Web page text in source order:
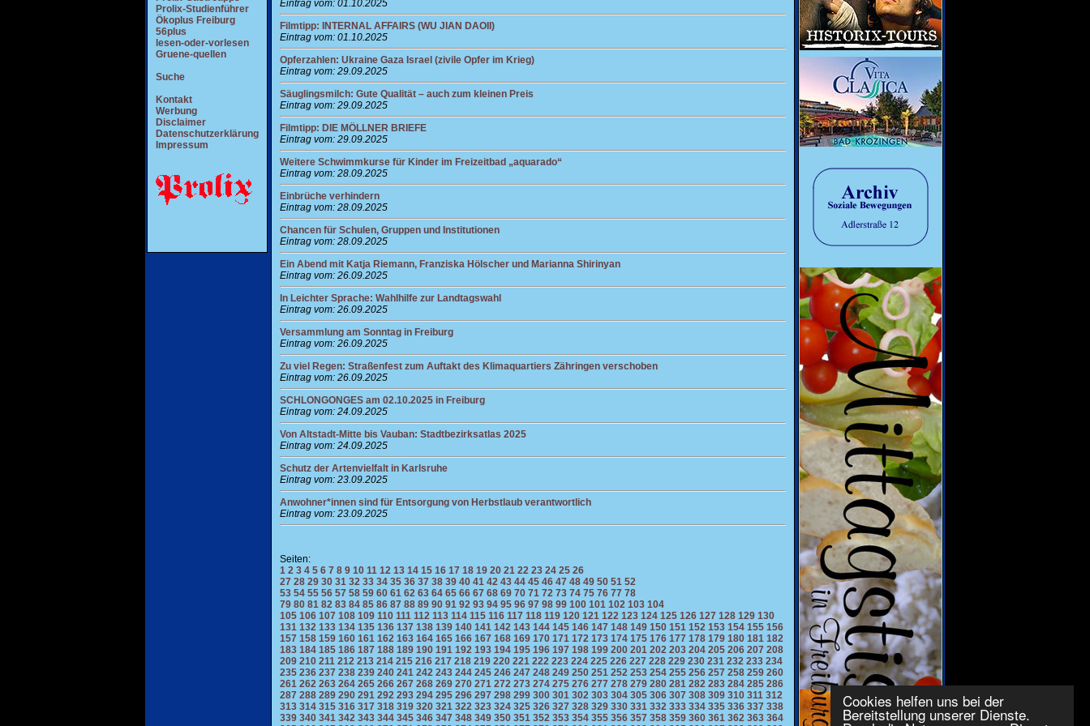
Cookies helfen uns bei der
Bereitstellung unserer Dienste.
Prolix-Studienführer
Ökoplus Freiburg
56plus
lesen-oder-vorlesen
Gruene-quellen
Suche
Kontakt
Werbung
Disclaimer
Datenschutzerklärung
Impressum
Eintrag vom: 01.10.2025
Filmtipp: INTERNAL AFFAIRS (WU JIAN DAOII)
Eintrag vom: 01.10.2025
Opferzahlen: Ukraine Gaza Israel (zivile Opfer im Krieg)
Eintrag vom: 29.09.2025
Säuglingsmilch: Gute Qualität – auch zum kleinen Preis
Eintrag vom: 29.09.2025
Filmtipp: DIE MÖLLNER BRIEFE
Eintrag vom: 29.09.2025
Weitere Schwimmkurse für Kinder im Freizeitbad „aquarado“
Eintrag vom: 28.09.2025
Einbrüche verhindern
Eintrag vom: 28.09.2025
Chancen für Schulen, Gruppen und Institutionen
Eintrag vom: 28.09.2025
Ein Abend mit Katja Riemann, Franziska Hölscher und Marianna Shirinyan
Eintrag vom: 26.09.2025
In Leichter Sprache: Wahlhilfe zur Landtagswahl
Eintrag vom: 26.09.2025
Versammlung am Sonntag in Freiburg
Eintrag vom: 26.09.2025
Zu viel Regen: Straßenfest zum Auftakt des Klimaquartiers Zähringen verschoben
Eintrag vom: 26.09.2025
SCHLONGONGES am 02.10.2025 in Freiburg
Eintrag vom: 24.09.2025
Von Altstadt-Mitte bis Vauban: Stadtbezirksatlas 2025
Eintrag vom: 24.09.2025
Schutz der Artenvielfalt in Karlsruhe
Eintrag vom: 23.09.2025
Anwohner*innen sind für Entsorgung von Herbstlaub verantwortlich
Eintrag vom: 23.09.2025
Seiten:
1 2 3 4 5 6 7 8 9 10 11 12 13 14 15 16 17 18 19 20 21 22 23 24 25 26
27 28 29 30 31 32 33 34 35 36 37 38 39 40 41 42 43 44 45 46 47 48 49 50 51 52
53 54 55 56 57 58 59 60 61 62 63 64 65 66 67 68 69 70 71 72 73 74 75 76 77 78
79 80 81 82 83 84 85 86 87 88 89 90 91 92 93 94 95 96 97 98 99 100 101 102 103 104
105 106 107 108 109 110 111 112 113 114 115 116 117 118 119 120 121 122 123 124 125 126 127 128 129 130
131 132 133 134 135 136 137 138 139 140 141 142 143 144 145 146 147 148 149 150 151 152 153 154 155 156
157 158 159 160 161 162 163 164 165 166 167 168 169 170 171 172 173 174 175 176 177 178 179 180 181 182
183 184 185 186 187 188 189 190 191 192 193 194 195 196 197 198 199 200 201 202 203 204 205 206 207 208
209 210 211 212 213 214 215 216 217 218 219 220 221 222 223 224 225 226 227 228 229 230 231 232 233 234
235 236 237 238 239 240 241 242 243 244 245 246 247 248 249 250 251 252 253 254 255 256 257 258 259 260
261 262 263 264 265 266 267 268 269 270 271 272 273 274 275 276 277 278 279 280 281 282 283 284 285 286
287 288 289 290 291 292 293 294 295 296 297 298 299 300 301 302 303 304 305 306 307 308 309 310 311 312
313 314 315 316 317 318 319 320 321 322 323 324 325 326 327 328 329 330 331 332 333 334 335 336 337 338
339 340 341 342 343 344 345 346 347 348 349 350 351 352 353 354 355 356 357 358 359 360 361 362 363 364